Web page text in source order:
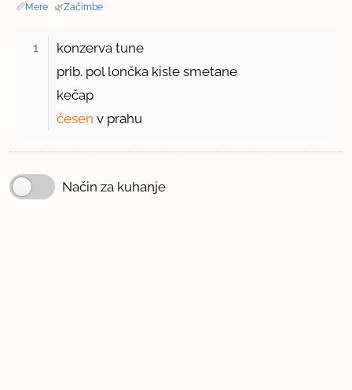
📏Mere · 🌿Začimbe
1
konzerva tune
prib. pol lončka kisle smetane
kečap
česen v prahu
Način za kuhanje